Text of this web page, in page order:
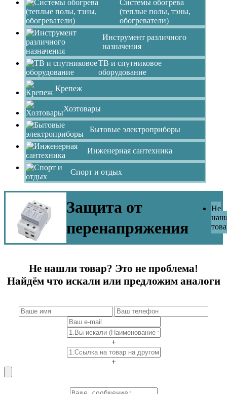
Системы обогрева
(теплые полы, тэны,
обогреватели)
Инструмент различного
назначения
ТВ и спутниковое
оборудование
Крепеж
Хозтовары
Бытовые электроприборы
Инженерная сантехника
Спорт и отдых
Защита от
перенапряжения
Не
Не нашли товар? Это не проблема!
Найдём что искали или предложим аналоги
+
+